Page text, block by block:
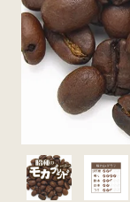
カテゴリーから探す
セット商品から探す
インフォメーション